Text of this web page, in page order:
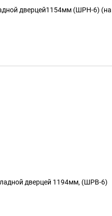
дверцей1154мм (ШРН-6)
дверцей 1194мм, (ШРВ-6)